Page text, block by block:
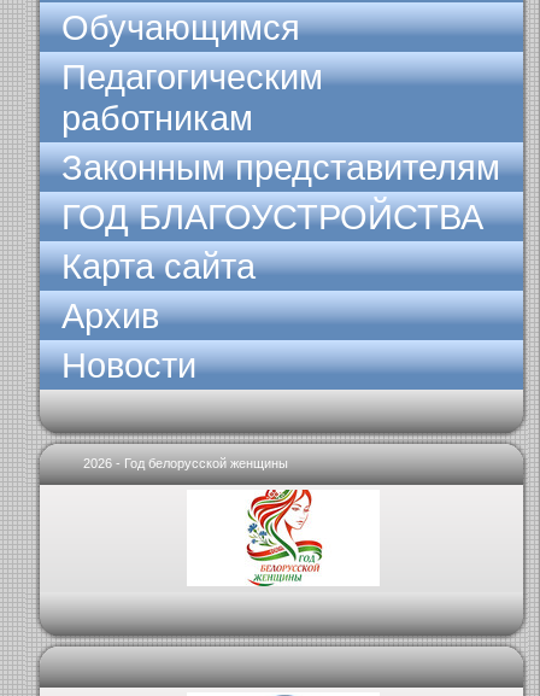
Обучающимся
Педагогическим
работникам
Законным представителям
ГОД БЛАГОУСТРОЙСТВА
Карта сайта
Архив
Новости
2026 - Год белорусской женщины